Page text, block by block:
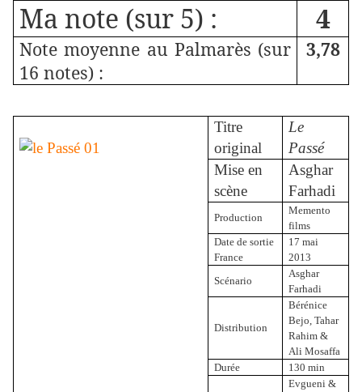
Ma note (sur 5) : 4
Note moyenne au Palmarès (sur
16 notes) :
3,78
Titre
original
Le
Passé
Mise en
scène
Asghar
Farhadi
Production
Memento
films
Date de sortie
France
17 mai
2013
Scénario
Asghar
Farhadi
Distribution
Bérénice
Bejo, Tahar
Rahim &
Ali Mosaffa
Durée
130 min
Evgueni &